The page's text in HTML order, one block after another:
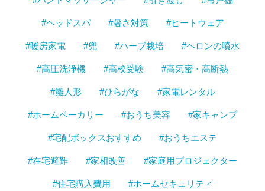
#ヘッドスパ #暑さ対策 #ヒートウェア
#暖房家電 #兜 #ハーブ栽培 #ヘロンの噴水
#高圧洗浄機 #高校受験 #高気密・高断熱
#雛人形 #ひらがな #家電レンタル
#ホームベーカリー #おうち美容 #家キャンプ
#宅配ボックスおすすめ #おうちエステ
#在宅避難 #家相改善 #家庭用プロジェクター
#住宅購入費用 #ホームセキュリティ